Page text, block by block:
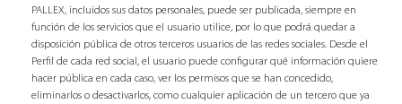
PALLEX, incluidos sus datos personales, puede ser publicada, siempre en
función de los servicios que el usuario utilice, por lo que podrá quedar a
disposición pública de otros terceros usuarios de las redes sociales. Desde el
Perfil de cada red social, el usuario puede configurar qué información quiere
hacer pública en cada caso, ver los permisos que se han concedido,
eliminarlos o desactivarlos, como cualquier aplicación de un tercero que ya